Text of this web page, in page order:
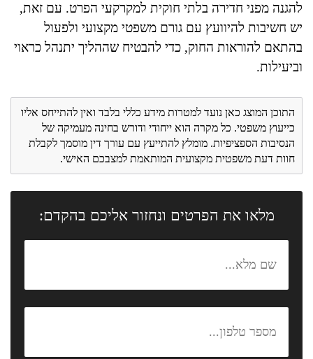
להגנה מפני חדירה בלתי חוקית למקרקעי הפרט. עם זאת,
יש חשיבות להיוועץ עם גורם משפטי מקצועי ולפעול
בהתאם להוראות החוק, כדי להבטיח שההליך יתנהל כראוי
וביעילות.
התוכן המוצג כאן נועד למטרות מידע כללי בלבד ואין להתייחס אליו
כייעוץ משפטי. כל מקרה הוא ייחודי ודורש בחינה מעמיקה של
הנסיבות הספציפיות. מומלץ להתייעץ עם עורך דין מוסמך לקבלת
חוות דעת משפטית מקצועית המותאמת למצבכם האישי.
מלאו את הפרטים ונחזור אליכם בהקדם: